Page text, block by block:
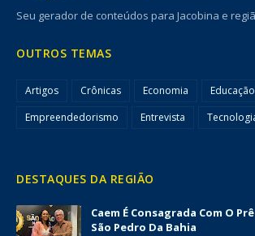
Seu gerador de conteúdos para Jacobina e
OUTROS TEMAS
Artigos Crônicas Economia
Educação
Empreendedorismo
Entrevista
DESTAQUES DA REGIÃO
Caem É Consagrada Com O
São Pedro Da Bahia